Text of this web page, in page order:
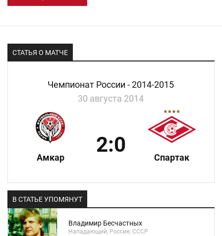
СТАТЬЯ О МАТЧЕ
Чемпионат России - 2014-2015
30 августа 2014
Амкар
2:0
Спартак
В СТАТЬЕ УПОМЯНУТ
Владимир Бесчастных
Нападающий, Россия, СССР